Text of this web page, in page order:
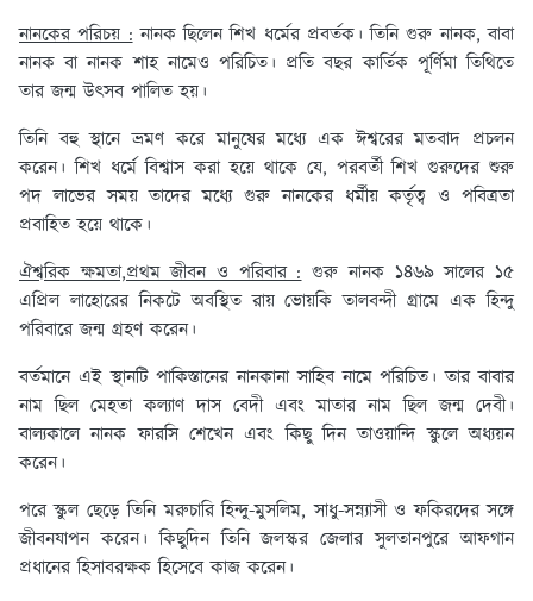
নানকের পরিচয় :নানক ছিলেন শিখ ধর্মের প্রবর্তক। তিনি গুরু নানক, বাবা
নানক বা নানক শাহ নামেও পরিচিত। প্রতি বছর কার্তিক পূর্ণিমা তিথিতে
তার জন্ম উৎসব পালিত হয়।
তিনি বহু স্থানে ভ্রমণ করে মানুষের মধ্যে এক ঈশ্বরের মতবাদ প্রচলন
করেন। শিখ ধর্মে বিশ্বাস করা হয়ে থাকে যে, পরবর্তী শিখ গুরুদের শুরু
পদ লাভের সময় তাদের মধ্যে গুরু নানকের ধর্মীয় কর্তৃত্ব ও পবিত্রতা
প্রবাহিত হয়ে থাকে।
ঐশ্বরিক ক্ষমতা,প্রথম জীবন ও পরিবার :গুরু নানক ১৪৬৯ সালের ১৫
এপ্রিল লাহোরের নিকটে অবস্থিত রায় ভোয়কি তালবন্দী গ্রামে এক হিন্দু
পরিবারে জন্ম গ্রহণ করেন।
বর্তমানে এই স্থানটি পাকিস্তানের নানকানা সাহিব নামে পরিচিত। তার বাবার
নাম ছিল মেহতা কল্যাণ দাস বেদী এবং মাতার নাম ছিল জন্ম দেবী।
বাল্যকালে নানক ফারসি শেখেন এবং কিছু দিন তাওয়ান্দি স্কুলে অধ্যয়ন
করেন।
পরে স্কুল ছেড়ে তিনি মরুচারি হিন্দু-মুসলিম, সাধু-সন্ন্যাসী ও ফকিরদের সঙ্গে
জীবনযাপন করেন। কিছুদিন তিনি জলস্কর জেলার সুলতানপুরে আফগান
প্রধানের হিসাবরক্ষক হিসেবে কাজ করেন।